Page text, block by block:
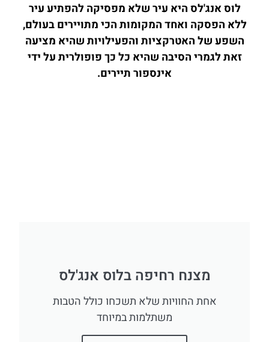
לוס אנג'לס היא עיר שלא מפסיקה להפתיע עיר
ללא הפסקה ואחד המקומות הכי מתויירים בעולם,
השפע של האטרקציות והפעילויות שהיא מציעה
זאת לגמרי הסיבה שהיא כל כך פופולרית על ידי
אינספור תיירים.
מצנח רחיפה בלוס אנג'לס
אחת החוויות שלא תשכחו כולל הטבות
משתלמות במיוחד